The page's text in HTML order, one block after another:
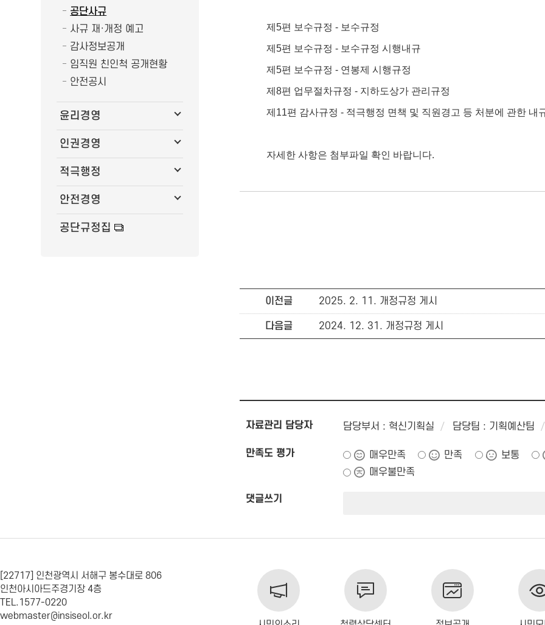
공단사규
사규 재·개정 예고
감사정보공개
임직원 친인척 공개현황
안전공시
윤리경영
인권경영
적극행정
안전경영
공단규정집
제5편 보수규정 - 보수규정
제 5편 보수규정 - 보수규정 시행내규
제 5편 보수규정 - 연봉제 시행규정
제8편 업무절차규정 - 지하도상가 관리규정
제11편 감사규정 - 적극행정 면책 및 직원경고 등 처분에 관한 내
자세한 사항은 첨부파일 확인 바랍니다.
이전글 2025. 2. 11. 개정규정 게시
다음글 2024. 12. 31. 개정규정 게시
자료관리 담당자 담당부서 : 혁신기획실 담당팀 : 기획예산팀
만족도 평가 매우만족 만족
보통
매우불만족
댓글쓰기
[22717] 인천광역시 서해구 봉수대로 806
인천아시아드주경기장 4층
TEL.1577-0220
webmaster@insiseol.or.kr